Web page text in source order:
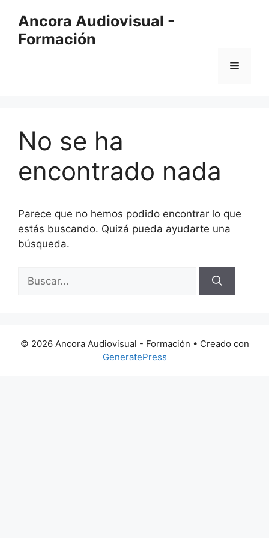
contenido
Ancora Audiovisual -
Formación
Menú
No se ha
encontrado nada
Parece que no hemos podido encontrar lo que
estás buscando. Quizá pueda ayudarte una
búsqueda.
© 2026 Ancora Audiovisual - Formación • Creado con
GeneratePress